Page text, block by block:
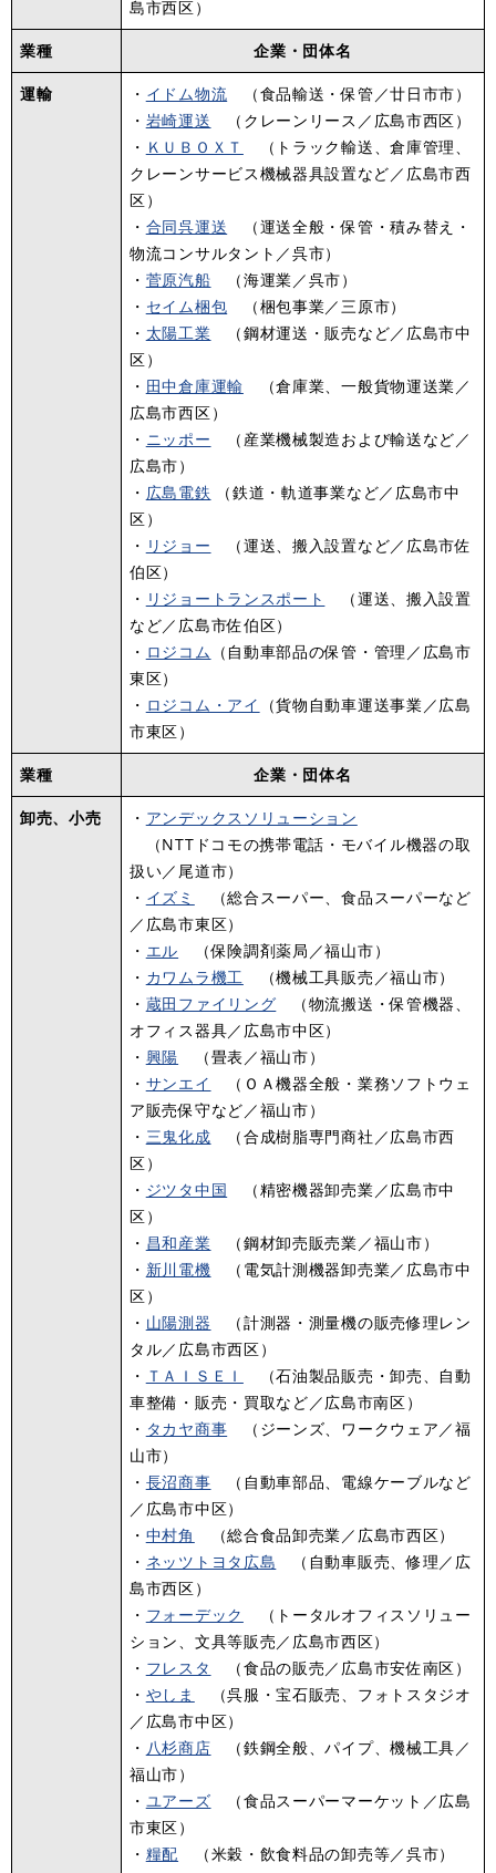
島市西区）
業種 企業・団体名
運輸 ・ イドム物流 （食品輸送・保管／廿日市市）
​・ 岩崎運送 （クレーンリース／広島市西区）
・ ＫＵＢＯＸＴ
（トラック輸送、倉庫管理、
クレーンサービス機械器具設置など／広島市西
区）
・ 合同呉運送 （運送全般・保管・積み替え・
物流コンサルタント／呉市）
・ 菅原汽船 （海運業／呉市）
・ セイム梱包 （梱包事業／三原市）
・ 太陽工業 （鋼材運送・販売など／広島市中
区）
・ 田中倉庫運輸 （倉庫業、一般貨物運送業／
広島市西区）
​​・ ニッポー （産業機械製造および輸送など／
広島市）
​・ 広島電鉄 （鉄道・軌道事業など／広島市中
区）
・ リジョー （運送、搬入設置など／広島市佐
伯区）
・ リジョートランスポート
（運送、搬入設置
など／広島市佐伯区）
・ ロジコム （自動車部品の保管・管理／広島市
東区）
・ ロジコム・アイ
（貨物自動車運送事業／広島
市東区）
業種 企業・団体名
卸売、小売 ・ アンデックスソリューション
（NTTドコモの携帯電話・モバイル機器の取
扱い／尾道市）
・ イズミ
（総合スーパー、食品スーパーなど
／広島市東区）
・ エル （保険調剤薬局／福山市）
・ カワムラ機工
（機械工具販売／福山市）
・ 蔵田ファイリング （物流搬送・保管機器、
オフィス器具／広島市中区）
・ 興陽 （畳表／福山市）
・ サンエイ
（ＯＡ機器全般・業務ソフトウェ
ア販売保守など／福山市）
・ 三鬼化成 （合成樹脂専門商社／広島市西
区）
・ ジツタ中国 （精密機器卸売業／広島市中
区）
・ 昌和産業 （鋼材卸売販売業／福山市）
・ 新川電機 （電気計測機器卸売業／広島市中
区）
・ 山陽測器 （計測器・測量機の販売修理レン
タル／広島市西区）
・ ＴＡＩＳＥＩ
（石油製品販売・卸売、自動
車整備・販売・買取など／広島市南区）
​・ タカヤ商事 （ジーンズ、ワークウェア／福
山市）
・ 長沼商事 （自動車部品、電線ケーブルなど
／広島市中区）
・ 中村角
（総合食品卸売業／広島市西区）
・ ネッツトヨタ広島 （自動車販売、修理／広
島市西区）
・ フォーデック
（トータルオフィスソリュー
ション、文具等販売／広島市西区）
・ フレスタ
（食品の販売／広島市安佐南区）
​・ やしま
（呉服・宝石販売、フォトスタジオ
／広島市中区）
・ 八杉商店 （鉄鋼全般、パイプ、機械工具／
福山市）
・ ユアーズ （食品スーパーマーケット／広島
市東区）
・ 糧配 （米穀・飲食料品の卸売等／呉市）